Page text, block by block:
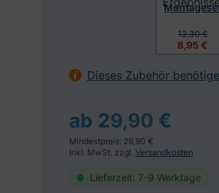
8,95 €
12,30 €
Dieses Zubehör
ab 29,90 €
Mindestpreis: 29,90 €
Inkl. MwSt. zzgl. Versandkosten
Lieferzeit: 7-9 Werktage